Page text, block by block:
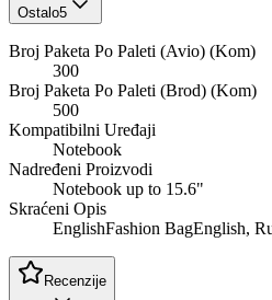
Ostalo5
Broj Paketa Po Paleti (Avio) (Kom)
300
Broj Paketa Po Paleti (Brod) (Kom)
500
Kompatibilni Uređaji
Notebook
Nadređeni Proizvodi
Notebook up to 15.6"
Skraćeni Opis
EnglishFashion BagEnglish,
Recenzije